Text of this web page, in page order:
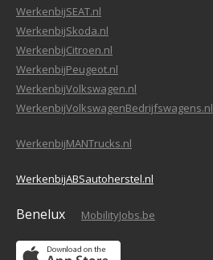
WerkenbijSEAT.nl
WerkenbijSkoda.nl
WerkenbijCitroen.nl
WerkenbijPeugeot.nl
WerkenbijVolkswagen.nl
WerkenbijVolkswagenBedrijfswagens.nl
WerkenbijMANTrucks.nl
WerkenbijABSautoherstel.nl
Benelux MobilityJobs.be